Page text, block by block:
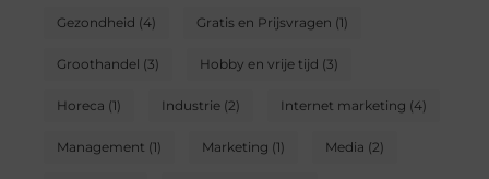
Gezondheid (4) Gratis en Prijsvragen (1)
Groothandel (3) Hobby en vrije tijd (3)
Horeca (1) Industrie(2) Internet marketing (4)
Management (1) Marketing (1) Media (2)